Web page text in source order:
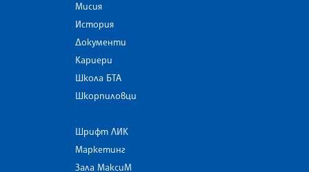
Мисия
История
Документи
Кариери
Школа БТА
Шкорпиловци
Шрифт ЛИК
Маркетинг
Зала МаксиМ